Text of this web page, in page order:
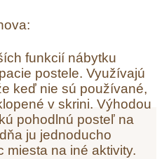
funkcií nábytku
postele. Využívajú
keď nie sú používané,
v skrini. Výhodou
pohodlnú posteľ na
ju jednoducho
miesta na iné aktivity.